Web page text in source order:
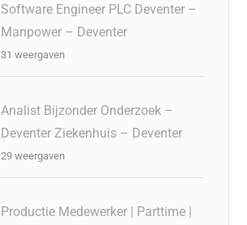
Software Engineer PLC Deventer –
Manpower – Deventer
31 weergaven
Analist Bijzonder Onderzoek –
Deventer Ziekenhuis – Deventer
29 weergaven
Productie Medewerker | Parttime |